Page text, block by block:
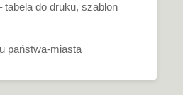
tabela do druku, szablon
państwa-miasta